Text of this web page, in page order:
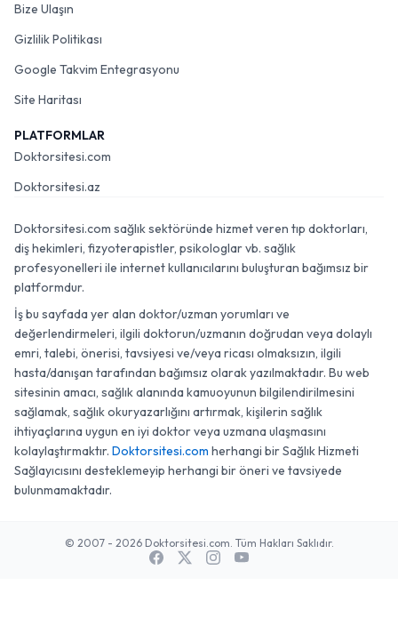
Bize Ulaşın
Gizlilik Politikası
Google Takvim Entegrasyonu
Site Haritası
PLATFORMLAR
Doktorsitesi.com
Doktorsitesi.az
Doktorsitesi.com sağlık sektöründe hizmet veren tıp doktorları,
diş hekimleri, fizyoterapistler, psikologlar vb. sağlık
profesyonelleri ile internet kullanıcılarını buluşturan bağımsız bir
platformdur.
İş bu sayfada yer alan doktor/uzman yorumları ve
değerlendirmeleri, ilgili doktorun/uzmanın doğrudan veya dolaylı
emri, talebi, önerisi, tavsiyesi ve/veya ricası olmaksızın, ilgili
hasta/danışan tarafından bağımsız olarak yazılmaktadır. Bu web
sitesinin amacı, sağlık alanında kamuoyunun bilgilendirilmesini
sağlamak, sağlık okuryazarlığını artırmak, kişilerin sağlık
ihtiyaçlarına uygun en iyi doktor veya uzmana ulaşmasını
kolaylaştırmaktır. Doktorsitesi.com herhangi bir Sağlık Hizmeti
Sağlayıcısını desteklemeyip herhangi bir öneri ve tavsiyede
bulunmamaktadır.
© 2007 - 2026 Doktorsitesi.com. Tüm Hakları Saklıdır.